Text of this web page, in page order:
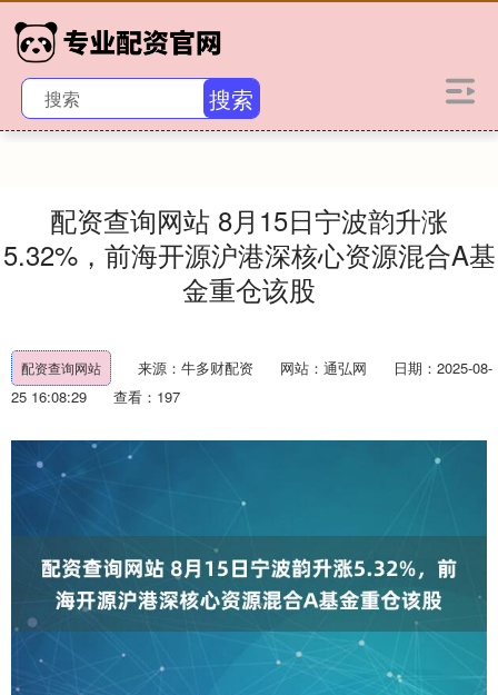
搜索
配资查询网站 8月15日宁波韵升涨
5.32%，前海开源沪港深核心资源混合A基
金重仓该股
配资查询网站 来源：牛多财配资 网站：通弘网
日期：2025-08-
25 16:08:29
查看：197